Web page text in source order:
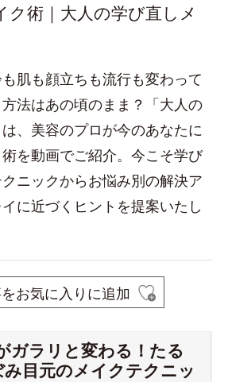
ク術｜大人の学び直しメ
肌も顔立ちも流行も変わって
法はあの頃のまま？「大人の
、美容のプロが今のあなたに
を動画でご紹介。今こそ学び
ニックからお悩み別の解決ア
に近づくヒントを提案いたし
お気に入りに追加
ガラリと変わる！たる
目元のメイクテクニッ